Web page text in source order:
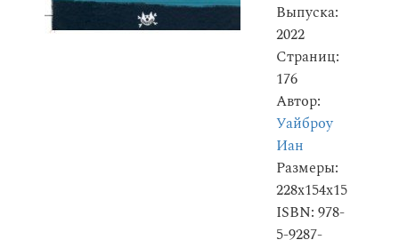
Выпуска:
2022
Страниц:
176
Автор:
Уайброу
Иан
Размеры:
228x154x15
ISBN: 978-
5-9287-